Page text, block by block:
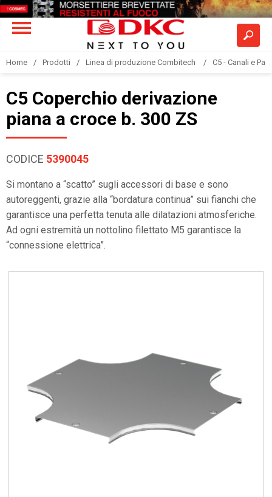
Home Prodotti Linea di produzione Combitech C5 - Canali e
C5 Coperchio derivazione
piana a croce b. 300 ZS
CODICE 5390045
Si montano a “scatto” sugli accessori di base e sono
autoreggenti, grazie alla “bordatura continua” sui fianchi che
garantisce una perfetta tenuta alle dilatazioni atmosferiche.
Ad ogni estremità un nottolino filettato M5 garantisce la
“connessione elettrica”.